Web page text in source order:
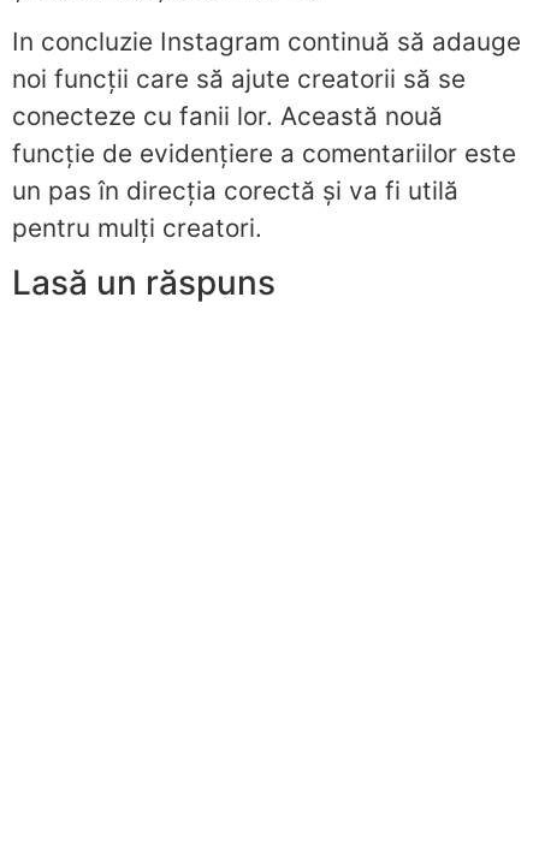
In concluzie Instagram continuă să adauge
noi funcții care să ajute creatorii să se
conecteze cu fanii lor. Această nouă
funcție de evidențiere a comentariilor este
un pas în direcția corectă și va fi utilă
pentru mulți creatori.
Lasă un răspuns